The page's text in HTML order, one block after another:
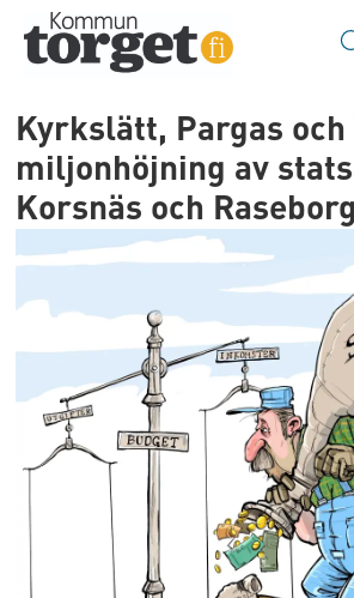
Kyrkslätt, Pargas och
miljonhöjning av
Korsnäs och